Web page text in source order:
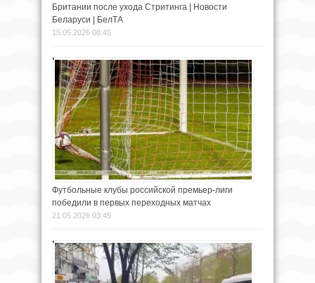
Британии после ухода Стритинга | Новости
Беларуси | БелТА
15.05.2026 08:45
Футбольные клубы российской премьер-лиги
победили в первых переходных матчах
21.05.2026 03:45